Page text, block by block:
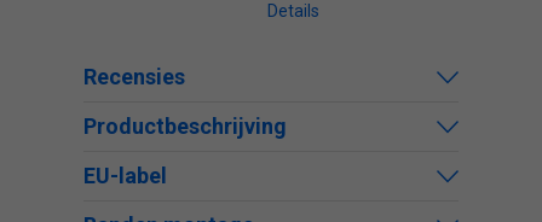
Details
Recensies
Productbeschrijving
EU-label